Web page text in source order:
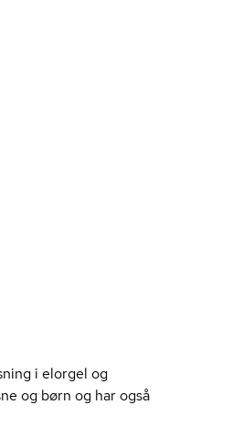
i elorgel og
og børn og har også